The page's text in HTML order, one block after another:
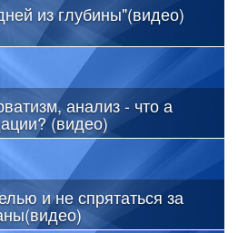
из глубины"(видео)
анализ - что а
(видео)
и не спрятаться за